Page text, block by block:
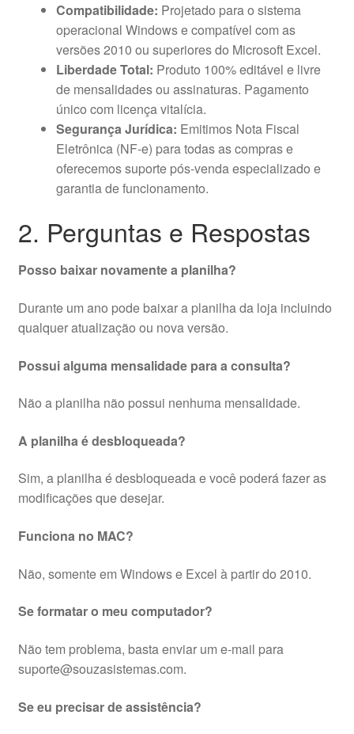
Compatibilidade: Projetado para o sistema
operacional Windows e compatível com as
versões 2010 ou superiores do Microsoft Excel.
Liberdade Total: Produto 100% editável e livre
de mensalidades ou assinaturas. Pagamento
único com licença vitalícia.
Segurança Jurídica: Emitimos Nota Fiscal
Eletrônica (NF-e) para todas as compras e
oferecemos suporte pós-venda especializado e
garantia de funcionamento.
2. Perguntas e Respostas
Posso baixar novamente a planilha?
Durante um ano pode baixar a planilha da loja incluindo
qualquer atualização ou nova versão.
Possui alguma mensalidade para a consulta?
Não a planilha não possui nenhuma mensalidade.
A planilha é desbloqueada?
Sim, a planilha é desbloqueada e você poderá fazer as
modificações que desejar.
Funciona no MAC?
Não, somente em Windows e Excel à partir do 2010.
Se formatar o meu computador?
Não tem problema, basta enviar um e-mail para
suporte@souzasistemas.com.
Se eu precisar de assistência?